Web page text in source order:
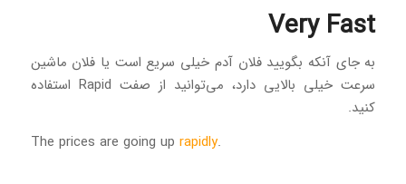
Very Fast
به جای آنکه بگویید فلان آدم خیلی سریع است یا فلان ماشین
سرعت خیلی بالایی دارد، می‌توانید از صفت Rapid استفاده
کنید.
.The prices are going up
rapidly